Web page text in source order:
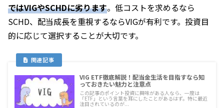
ではVIGやSCHDに劣ります。低コストを求めるなら
SCHD、配当成長を重視するならVIGが有利です。投資目
的に応じて選択することが大切です。
VIG ETF徹底解説！配当金生活を目指すなら知
っておきたい魅力と注意点
この記事のポイント投資に興味がある人なら、一度は
「ETF」という言葉を耳にしたことがあるはず。特に最近
注目されているのが...